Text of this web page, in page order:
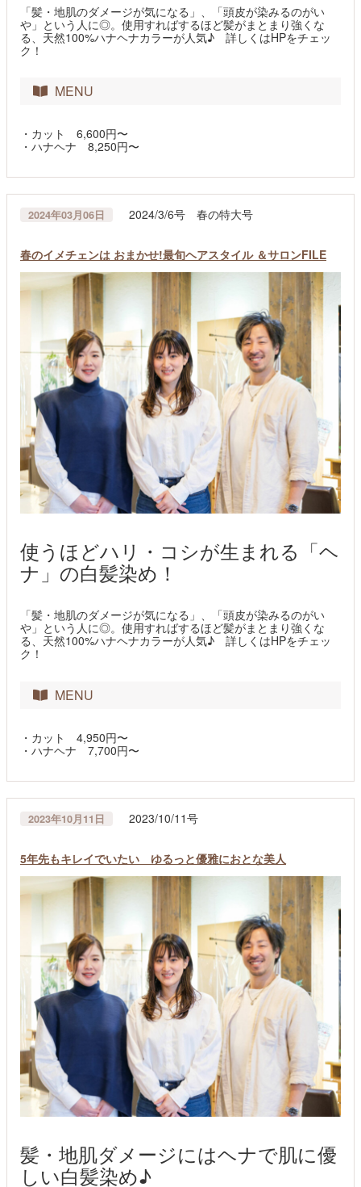
「髪・地肌のダメージが気になる」、「頭皮が染みるのがい
や」という人に◎。使用すればするほど髪がまとまり強くな
る、天然100%ハナヘナカラーが人気♪ 詳しくはHPをチェッ
ク！
MENU
・カット 6,600円〜
・ハナヘナ 8,250円〜
2024年03月06日 2024/3/6号 春の特大号
春のイメチェンは おまかせ!最旬ヘアスタイル ＆サロンFILE
使うほどハリ・コシが生まれる「ヘ
ナ」の白髪染め！
「髪・地肌のダメージが気になる」、「頭皮が染みるのがい
や」という人に◎。使用すればするほど髪がまとまり強くな
る、天然100%ハナヘナカラーが人気♪ 詳しくはHPをチェッ
ク！
MENU
・カット 4,950円〜
・ハナヘナ 7,700円〜
2023年10月11日 2023/10/11号
5年先もキレイでいたい ゆるっと優雅におとな美人
髪・地肌ダメージにはヘナで肌に優
しい白髪染め♪